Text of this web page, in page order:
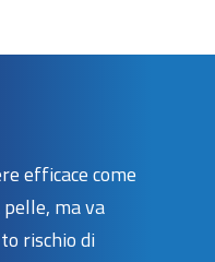
efficace come
ma va
rischio di